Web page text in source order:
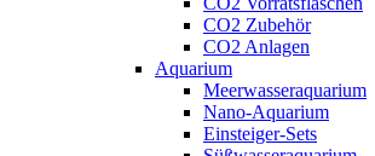
CO2 Zubehör
CO2 Anlagen
Aquarium
Meerwasseraquarium
Nano-Aquarium
Einsteiger-Sets